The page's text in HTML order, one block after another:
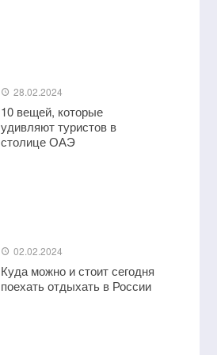
28.02.2024
10 вещей, которые
удивляют туристов в
столице ОАЭ
02.02.2024
Куда можно и стоит сегодня
поехать отдыхать в России